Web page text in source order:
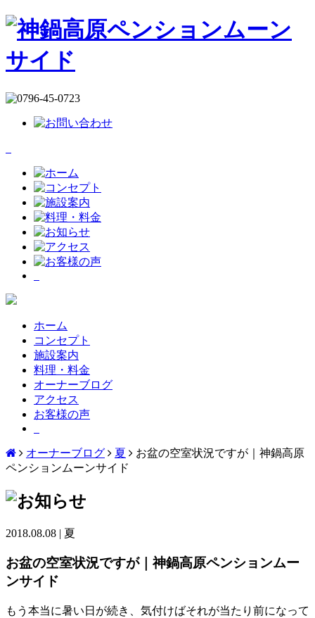
ホーム
コンセプト
施設案内
料理・料金
オーナーブログ
アクセス
お客様の声
オーナーブログ 夏
お盆の空室状況ですが｜神鍋高原
ペンションムーンサイド
2018.08.08 | 夏
お盆の空室状況ですが｜神鍋高原ペンションムー
ンサイド
もう本当に暑い日が続き、気付けばそれが当たり前になって